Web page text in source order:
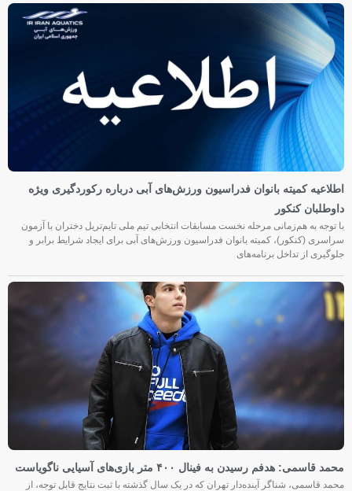
اطلاعیه کمیته بانوان فدراسیون ورزش‌های آبی درباره رکوردگیری ویژه
داوطلبان کنکور
با توجه به هم‌زمانی مرحله نخست مسابقات انتخابی تیم ملی تایم‌تریل دختران با آزمون
سراسری (کنکور)، کمیته بانوان فدراسیون ورزش‌های آبی برای ایجاد شرایط برابر و
جلوگیری از تداخل برنامه‌های
محمد قاسمی: هدفم رسیدن به فینال ۴۰۰ متر بازی‌های آسیایی ناگویاست
محمد قاسمی، شناگر آینده‌دار تهران که در یک سال گذشته با ثبت نتایج قابل توجه، از